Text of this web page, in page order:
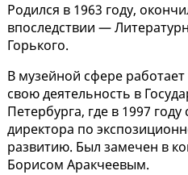
Родился в 1963 году,
впоследствии —
Горького.
В музейной сфере
свою деятельность в
Петербурга, где в 1997
директора по
развитию. Был замечен в
Борисом Аракчеевым.